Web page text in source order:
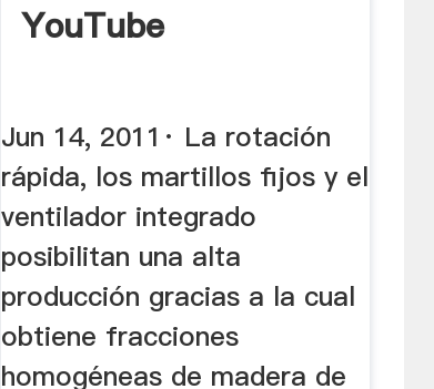
YouTube
Jun 14, 2011· La rotación
rápida, los martillos fijos y el
ventilador integrado
posibilitan una alta
producción gracias a la cual
obtiene fracciones
homogéneas de madera de